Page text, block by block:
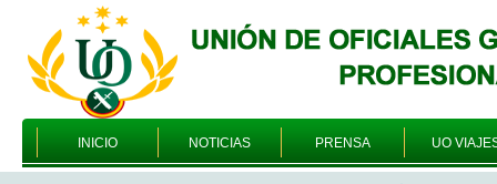
INICIO NOTICIAS PRENSA UO